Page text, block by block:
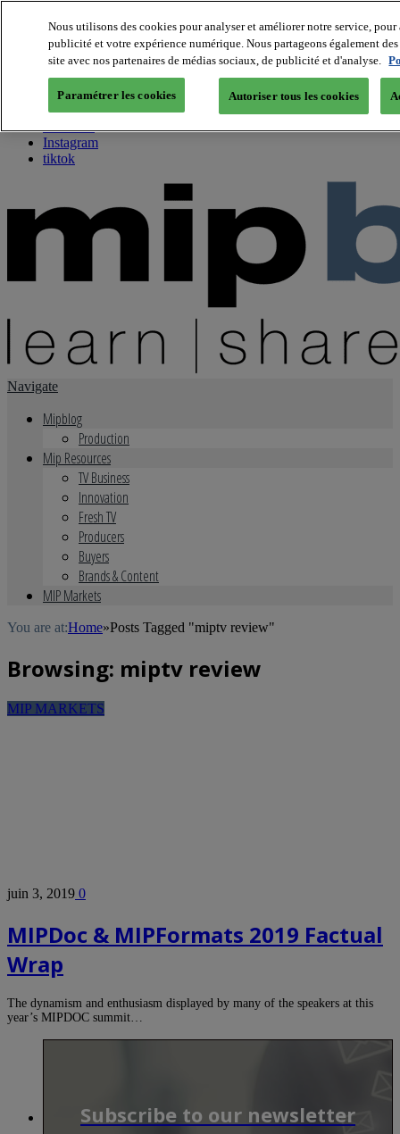
About us
Twitter
Facebook
Youtube
Instagram
tiktok
Navigate
Mipblog
Production
Mip Resources
TV Business
Innovation
Fresh TV
Producers
Buyers
Brands & Content
MIP Markets
You are at:Home»Posts Tagged "miptv review"
Browsing: miptv review
MIP MARKETS
juin 3, 2019 0
MIPDoc & MIPFormats 2019 Factual
Wrap
The dynamism and enthusiasm displayed by many of the speakers at this
year’s MIPDOC summit…
Subscribe to our newsletter
Nous utilisons des cookies pour analyser et améliorer notre service,
publicité et votre expérience numérique. Nous partageons également
site avec nos partenaires de médias sociaux, de publicité et d'analyse.
Paramétrer les cookies Autoriser tous les cookies